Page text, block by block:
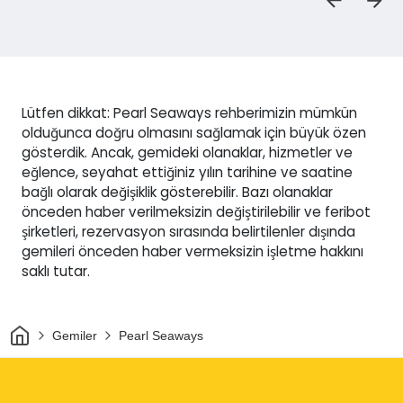
Lütfen dikkat: Pearl Seaways rehberimizin mümkün
olduğunca doğru olmasını sağlamak için büyük özen
gösterdik. Ancak, gemideki olanaklar, hizmetler ve
eğlence, seyahat ettiğiniz yılın tarihine ve saatine
bağlı olarak değişiklik gösterebilir. Bazı olanaklar
önceden haber verilmeksizin değiştirilebilir ve feribot
şirketleri, rezervasyon sırasında belirtilenler dışında
gemileri önceden haber vermeksizin işletme hakkını
saklı tutar.
Ev Gemiler Pearl Seaways